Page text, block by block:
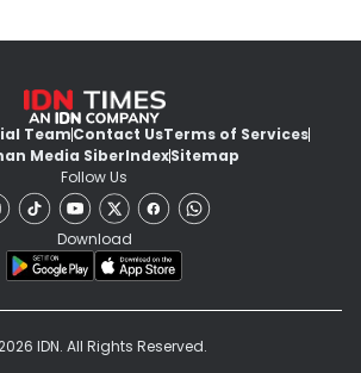
TeamContact UsTerms of Services
Media SiberIndexSitemap
Follow Us
Download
IDN. All Rights Reserved.